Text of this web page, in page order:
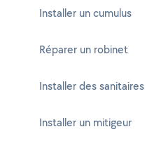
Installer un cumulus
Réparer un robinet
Installer des sanitaires
Installer un mitigeur